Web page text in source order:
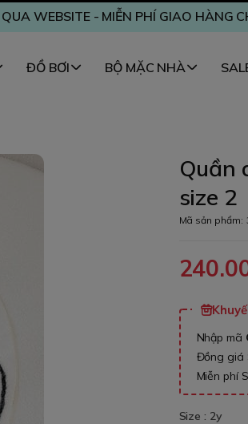
WEBSITE - MIỄN PHÍ GIAO HÀNG
ĐỒ BƠI BỘ MẶC NHÀ
Quần
size 2
Mã sản phẩm:
Nhập mã
Đồng giá
Miễn phí
Size : 2y